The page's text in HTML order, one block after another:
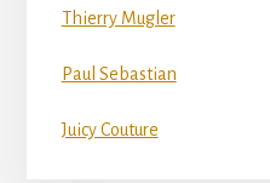
Thierry Mugler
Paul Sebastian
Juicy Couture